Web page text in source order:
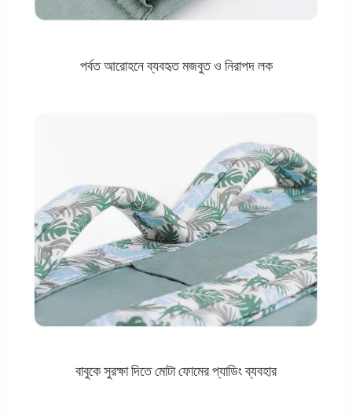
পর্বত আরোহনে ব্যবহৃত মজবুত ও নিরাপদ লক
বাবুকে সুরক্ষা দিতে মোটা ফোমের প্যাডিং ব্যবহার